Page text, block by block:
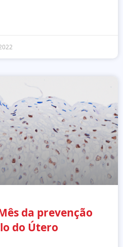
da prevenção
do Útero